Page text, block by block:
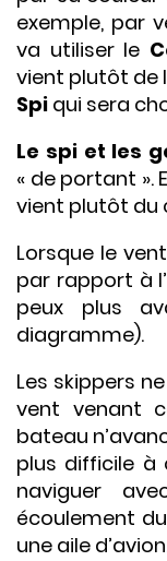
exemple, par
va utiliser le
vient plutôt de
Spi qui sera
Le spi et les
« de portant ».
vient plutôt du
Lorsque le
par rapport à
peux plus
diagramme).
Les skippers
vent venant
bateau
plus difficile à
naviguer
écoulement
une aile